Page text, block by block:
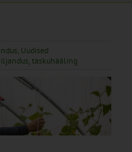
, Uudised
, taskuhääling